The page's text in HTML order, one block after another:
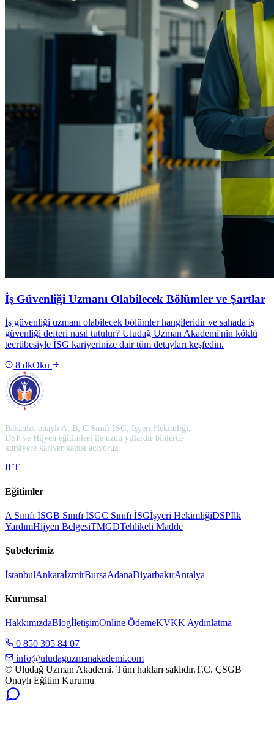
İş Güvenliği Uzmanı Olabilecek Bölümler ve Şartlar
İş güvenliği uzmanı olabilecek bölümler hangileridir ve sahada iş
güvenliği defteri nasıl tutulur? Uludağ Uzman Akademi'nin köklü
tecrübesiyle İSG kariyerinize dair tüm detayları keşfedin.
8 dkOku
Bakanlık onaylı A, B, C Sınıfı İSG, İşyeri Hekimliği,
DSP ve Hijyen eğitimleri ile uzun yıllardır binlerce
kursiyere kariyer kapısı açıyoruz.
IFT
Eğitimler
A Sınıfı İSGB Sınıfı İSGC Sınıfı İSGİşyeri HekimliğiDSPİlk
YardımHijyen BelgesiTMGDTehlikeli Madde
Şubelerimiz
İstanbulAnkaraİzmirBursaAdanaDiyarbakırAntalya
Kurumsal
HakkımızdaBlogİletişimOnline ÖdemeKVKK Aydınlatma
0 850 305 84 07
info@uludaguzmanakademi.com
© Uludağ Uzman Akademi. Tüm hakları saklıdır.T.C. ÇSGB
Onaylı Eğitim Kurumu